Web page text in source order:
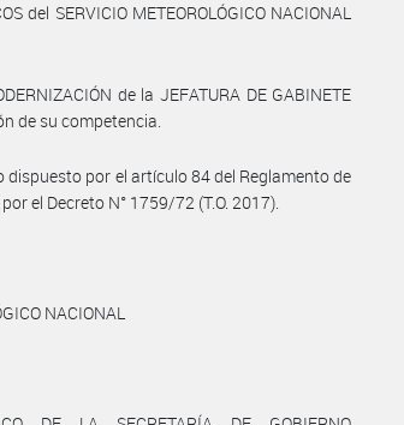
del SERVICIO METEOROLÓGICO NACIONAL
de la JEFATURA DE GABINETE
de su competencia.
por el artículo 84 del Reglamento de
el Decreto N° 1759/72 (T.O. 2017).
NACIONAL